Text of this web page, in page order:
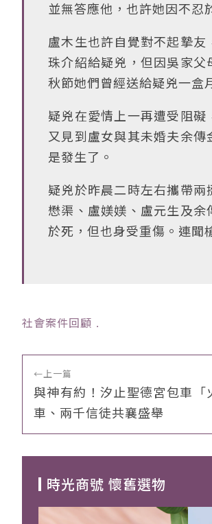
並無答應他，也許她因不忍
盧木生也許自覺對不起摯
珠介紹給疑兇，但因吳家
秋節她們曾經送給疑兇一盒
疑兇在愛情上一再遭受阻
又見到盧女與其未婚夫余
是發生了。
疑兇於昨晨二時左右攜帶
懋渠、盧媄媄、盧元生及
於死，但也身受重傷。連聞
社會案件回顧 ﹒
←上一篇
與神有約！汐止聖德宮包車「
車、兩千信徒共襄盛舉
時光商號 懷舊選物